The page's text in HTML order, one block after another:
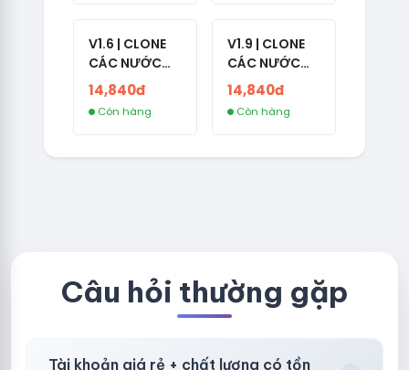
V1.6 | CLONE
CÁC NƯỚC
CÓ 2FA -
GERMANY -
TKQC TẠO
LIVE ADS - VER
14,840đ
Còn hàng
V1.9 | CLONE
CÁC NƯỚC
CÓ 2FA -
THAILAND -
VER MAIL
COM - CLONE
14,840đ
Còn hàng
Câu hỏi thường gặp
Tài khoản giá rẻ + chất lượng có tồn